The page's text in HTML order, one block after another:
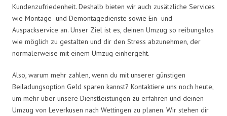
Kundenzufriedenheit. Deshalb bieten wir auch zusätzliche Services
wie Montage- und Demontagedienste sowie Ein- und
Auspackservice an. Unser Ziel ist es, deinen Umzug so reibungslos
wie möglich zu gestalten und dir den Stress abzunehmen, der
normalerweise mit einem Umzug einhergeht.
Also, warum mehr zahlen, wenn du mit unserer günstigen
Beiladungsoption Geld sparen kannst? Kontaktiere uns noch heute,
um mehr über unsere Dienstleistungen zu erfahren und deinen
Umzug von Leverkusen nach Wettingen zu planen. Wir stehen dir